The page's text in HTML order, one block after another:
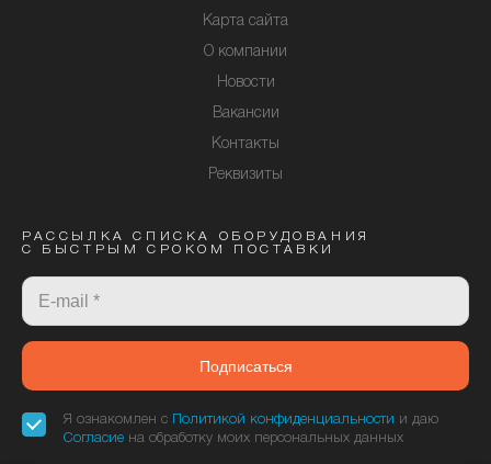
Карта сайта
О компании
Новости
Вакансии
Контакты
Реквизиты
РАССЫЛКА СПИСКА ОБОРУДОВАНИЯ
С БЫСТРЫМ СРОКОМ ПОСТАВКИ
Подписаться
Я ознакомлен с Политикой конфиденциальности и даю
Согласие на обработку моих персональных данных